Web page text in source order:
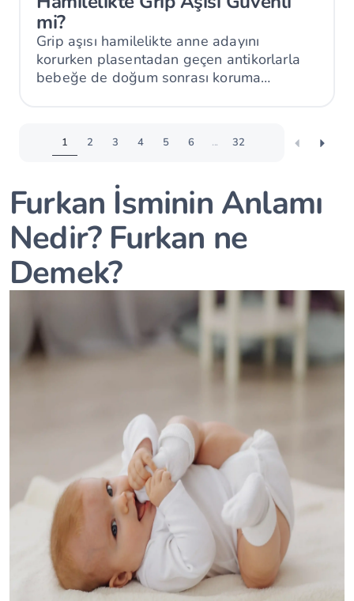
mi?
Grip aşısı hamilelikte anne adayını
korurken plasentadan geçen antikorlarla
bebeğe de doğum sonrası koruma
1 2 3 4 5 6 ... 32
Furkan İsminin Anlamı
Nedir? Furkan ne
Demek?